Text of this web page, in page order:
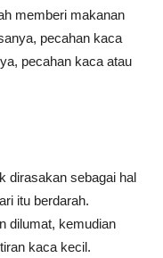
memberi makanan
pecahan kaca
pecahan kaca atau
dirasakan sebagai hal
itu berdarah.
dilumat, kemudian
kaca kecil.